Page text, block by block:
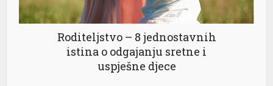
Roditeljstvo – 8 jednostavnih
istina o odgajanju sretne i
uspješne djece